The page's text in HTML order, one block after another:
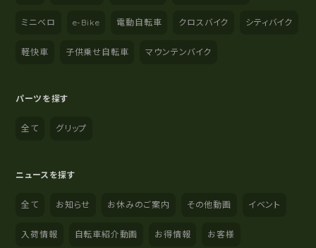
ミニベロ e-Bike 電動自転車 クロスバイク シティバイク
軽快車 子供乗せ自転車 マウンテンバイク
パーツを探す
全て グリップ
ニュースを探す
全て お知らせ お休みのご案内 その他動画 イベント
入荷情報 自転車紹介動画 お得情報 お客様